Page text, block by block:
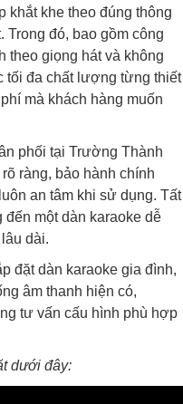
rõ dàng, dải âm treble
Audiođược bảo hàng lên
khắt khe theo đúng thông
Trong đó, bao gồm công
theo giọng hát và không
tối đa chất lượng từng thiết
mà khách hàng muốn
phối tại Trường Thành
ràng, bảo hành chính
an tâm khi sử dụng. Tất
đến một dàn karaoke dễ
dài.
đặt dàn karaoke gia đình,
âm thanh hiện có,
tư vấn cấu hình phù hợp
dưới đây: